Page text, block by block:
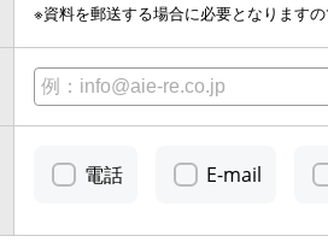
※資料を郵送する場合に必要となりますの
電話 E-mail